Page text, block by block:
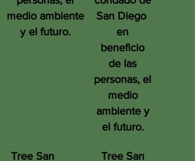
medio ambiente
y el futuro.
Tree San
San Diego
en
beneficio
de las
personas, el
medio
ambiente y
el futuro.
Tree San